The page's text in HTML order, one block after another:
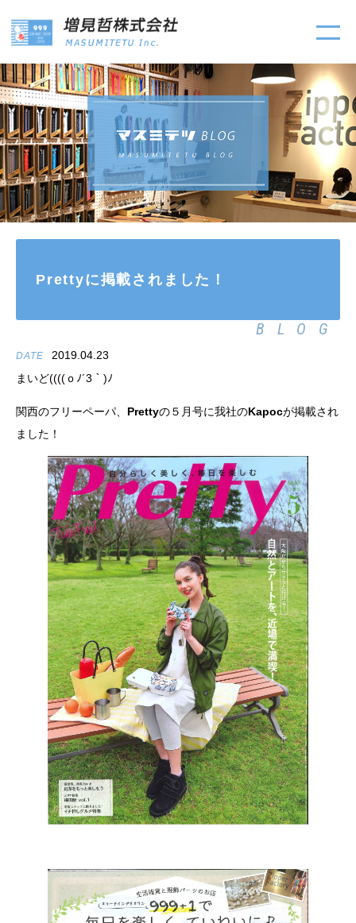
Prettyに掲載されました！
BLOG
DATE
2019.04.23
まいど((((ｏﾉ´3｀)ﾉ
関西のフリーペーパ、 Prettyの５月号に我社のKapocが掲載され
ました！